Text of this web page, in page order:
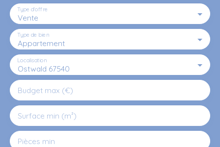
Vente
Type d'offre
Appartement
Type de bien
Ostwald 67540
Localisation
Budget max (€)
Surface min (m²)
Pièces min